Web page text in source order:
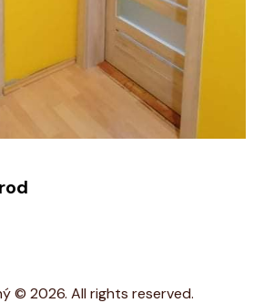
© 2026. All rights reserved.